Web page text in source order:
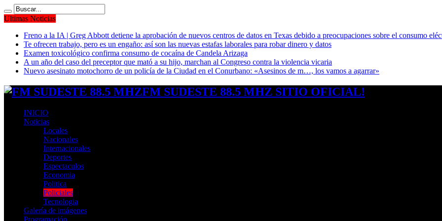
Ultimas Noticias
Freno a la IA | Greg Abbott detiene la aprobación de nuevos centros de datos en Texas debido a preocupaciones sobre el consumo
Te ofrecen trabajo, pero es un engaño: así son las nuevas estafas laborales para robar dinero y datos
Examen toxicológico confirma consumo de cocaína de Candela Arizaga
A un año del caso del preceptor que mató a su hijo, marchan al Congreso contra la violencia vicaria
Nuevo asesinato motochorro de un policía de la Ciudad en el Conurbano: «Asesinos de m…, los vamos a agarrar»
FM SUDESTE 88.5 MHZ SITIO OFICIAL!
INICIO
Noticias
Locales
Nacionales
Internacionales
Deportes
Espectaculos
Economia
Politica
Policiales
Tecnologia
Galería de imágenes
Programación